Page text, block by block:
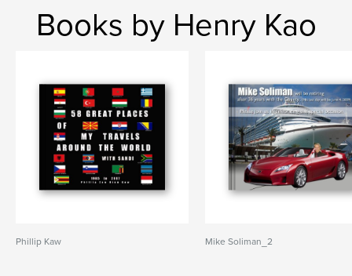
Books by Henry Kao
Phillip Kaw Mike Soliman_2